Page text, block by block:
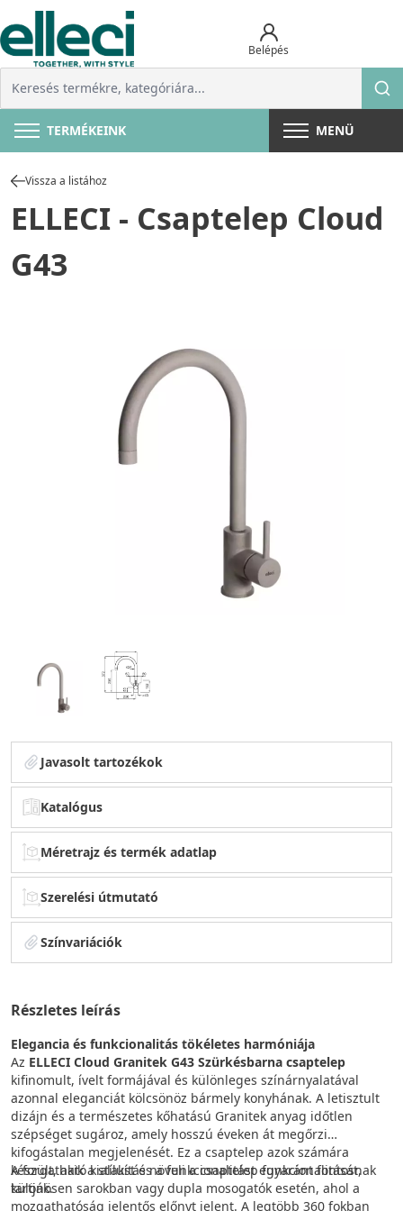
Belépés
TERMÉKEINK MENÜ
Vissza a listához
ELLECI - Csaptelep Cloud
G43
Javasolt tartozékok
Katalógus
Méretrajz és termék adatlap
Szerelési útmutató
Színvariációk
Részletes leírás
Elegancia és funkcionalitás tökéletes harmóniája
Az ELLECI Cloud Granitek G43 Szürkésbarna csaptelep
kifinomult, ívelt formájával és különleges színárnyalatával
azonnal eleganciát kölcsönöz bármely konyhának. A letisztult
dizájn és a természetes kőhatású Granitek anyag időtlen
szépséget sugároz, amely hosszú éveken át megőrzi
kifogástalan megjelenését. Ez a csaptelep azok számára
készült, akik a stílust és a funkcionalitást egyaránt fontosnak
tartják.
A forgatható kialakítás növeli a csaptelep funkcionalitását,
különösen sarokban vagy dupla mosogatók esetén, ahol a
mozgathatóság jelentős előnyt jelent. A legtöbb 360 fokban